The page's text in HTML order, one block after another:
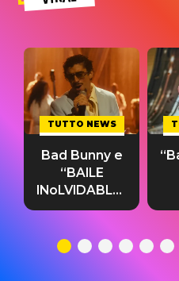
TUTTO NEWS
Bad Bunny e
“BAILE
INoLVIDABLE”:
testo,
significato